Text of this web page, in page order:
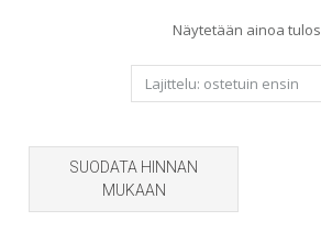
Näytetään ainoa tulos
SUODATA HINNAN
MUKAAN